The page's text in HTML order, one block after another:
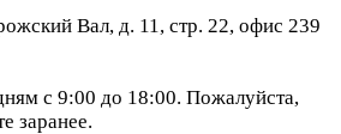
Вал, д. 11, стр. 22, офис 239
с 9:00 до 18:00. Пожалуйста,
заранее.